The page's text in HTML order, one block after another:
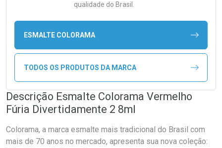
qualidade do Brasil.
ESMALTE COLORAMA
TODOS OS PRODUTOS DA MARCA
Descrição Esmalte Colorama Vermelho
Fúria Divertidamente 2 8ml
Colorama, a marca esmalte mais tradicional do Brasil com
mais de 70 anos no mercado, apresenta sua nova coleção: